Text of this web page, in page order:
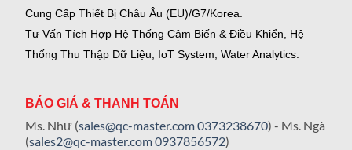
Cung Cấp Thiết Bị Châu Âu (EU)/G7/Korea.
Tư Vấn Tích Hợp Hệ Thống Cảm Biến & Điều Khiển, Hệ
Thống Thu Thập Dữ Liệu, IoT System, Water Analytics.
BÁO GIÁ & THANH TOÁN
Ms. Như (sales@qc-master.com0373238670) - Ms. Ngà
(sales2@qc-master.com0937856572)